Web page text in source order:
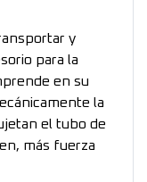
y
para la
en su
la
el tubo de
más fuerza